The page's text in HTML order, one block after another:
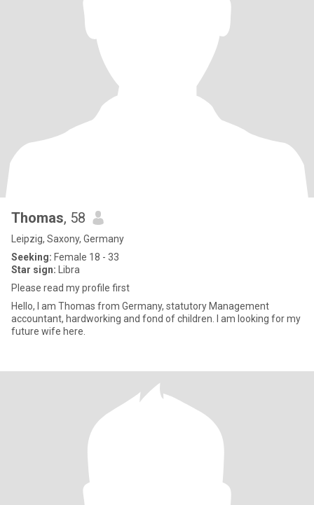
Thomas, 58
Leipzig, Saxony, Germany
Seeking: Female 18 - 33
Star sign: Libra
Please read my profile first
Hello, I am Thomas from Germany, statutory Management
accountant, hardworking and fond of children. I am looking for my
future wife here.